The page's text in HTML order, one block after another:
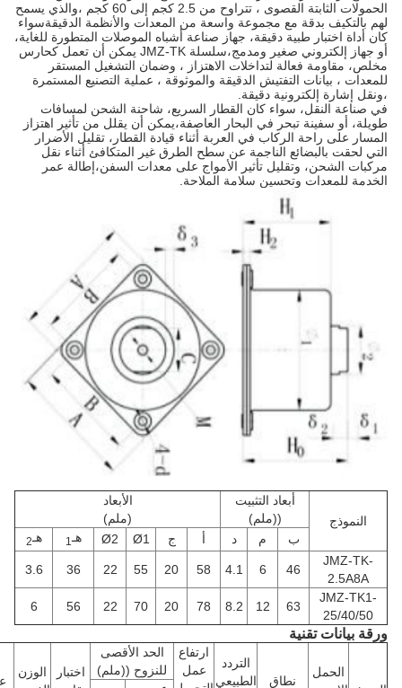
الحمولات الثابتة القصوى ، تتراوح من 2.5 كجم إلى 60 كجم ،والذي يسمح
بالتكيف بدقة مع مجموعة واسعة من المعدات والأنظمة الدقيقةسواء
أداة اختبار طبية دقيقة، جهاز صناعة أشباه الموصلات المتطورة للغاية،
أو جهاز إلكتروني صغير ومدمج،سلسلة JMZ-TK يمكن أن تعمل كحارس
مقاومة فعالة لتداخلات الاهتزاز ، وضمان التشغيل المستقر
، بيانات التفتيش الدقيقة والموثوقة ، عملية التصنيع المستمرة
إشارة إلكترونية دقيقة.
صناعة النقل، سواء كان القطار السريع، شاحنة الشحن لمسافات
أو سفينة تبحر في البحار العاصفة،يمكن أن يقلل من تأثير اهتزاز
على راحة الركاب في العربة أثناء قيادة القطار، تقليل الأضرار
لحقت بالبضائع الناجمة عن سطح الطرق غير المتكافئ أثناء نقل
الشحن، وتقليل تأثير الأمواج على معدات السفن،إطالة عمر
للمعدات وتحسين سلامة الملاحة.
النموذج
أبعاد التثبيت
((ملم)
الأبعاد
(ملم)
م د Ø1
Ø2 هـ
JMZ-TK-
2.5A8A
6
4.1
58
20
55
22
JMZ-TK1-
25/40/50
63
12
8.2
78
20
70
22
بيانات تقنية
الحمل
نطاق
التردد
الطبيعي
ارتفاع
عمل
الحد الأقصى
للنزوح ((ملم)
اختبار
الوزن
عمر